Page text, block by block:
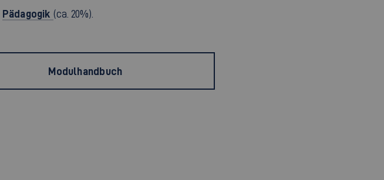
Pädagogik (ca. 20%).
Modulhandbuch